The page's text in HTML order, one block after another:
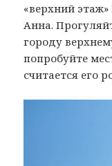
«верхний
Анна.
городу
попробуйте
считается его